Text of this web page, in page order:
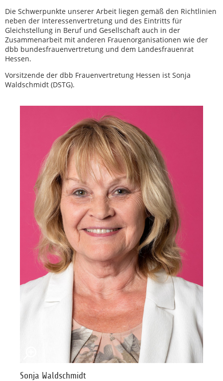
Die Schwerpunkte unserer Arbeit liegen gemäß den Richtlinien
neben der Interessenvertretung und des Eintritts für
Gleichstellung in Beruf und Gesellschaft auch in der
Zusammenarbeit mit anderen Frauenorganisationen wie der
dbb bundesfrauenvertretung und dem Landesfrauenrat
Hessen.
Vorsitzende der dbb Frauenvertretung Hessen ist Sonja
Waldschmidt (DSTG).
Sonja Waldschmidt